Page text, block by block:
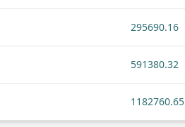
295690.16
591380.32
1182760.65